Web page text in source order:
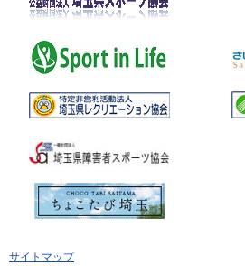
サイトマップ